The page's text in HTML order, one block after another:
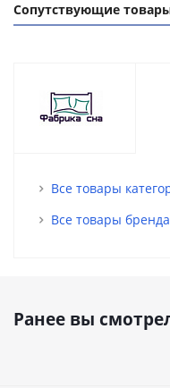
Сопутствующие
Все товары
Все товары
Ранее вы